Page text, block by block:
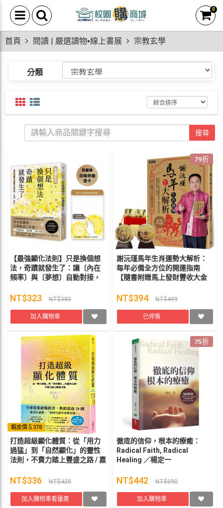
0
首頁 閱讀 | 嚴選讀物▪線上書展 宗教玄學
分類
搜尋
【最強顯化法則】只是換個想
法，奇蹟就發生了：讓〔內在
頻率〕與〔夢想〕自動對接，
蹟透卡」） / 諮商心理師masa
NT$323 NT$380
加入購物車
79折
謝沅瑾馬年生肖運勢大解析：
每年必備全方位的開運指南
【隨書附贈馬上發財豐收大金
NT$394 NT$499
已停售
蝦皮價＄378
打造超級顯化體質：從「用力
過猛」到「自然顯化」的靈性
法則，不費力踏上豐盛之路 / 嘉
斯拉-繪/艾平譯
NT$336 NT$420
加入購物車看優惠
75折
徹底的信仰，根本的療癒：
Radical Faith, Radical
Healing ／楊定一
NT$442 NT$590
加入購物車